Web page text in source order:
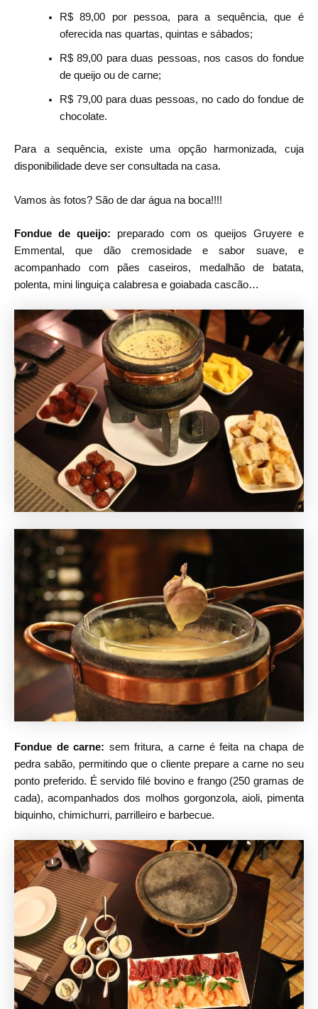
R$ 89,00 por pessoa, para a sequência, que é
oferecida nas quartas, quintas e sábados;
R$ 89,00 para duas pessoas, nos casos do fondue
de queijo ou de carne;
R$ 79,00 para duas pessoas, no cado do fondue de
chocolate.
Para a sequência, existe uma opção harmonizada, cuja
disponibilidade deve ser consultada na casa.
Vamos às fotos? São de dar água na boca!!!!
Fondue de queijo: preparado com os queijos Gruyere e
Emmental, que dão cremosidade e sabor suave, e
acompanhado com pães caseiros, medalhão de batata,
polenta, mini linguiça calabresa e goiabada cascão…
Fondue de carne: sem fritura, a carne é feita na chapa de
pedra sabão, permitindo que o cliente prepare a carne no seu
ponto preferido. É servido filé bovino e frango (250 gramas de
cada), acompanhados dos molhos gorgonzola, aioli, pimenta
biquinho, chimichurri, parrilleiro e barbecue.